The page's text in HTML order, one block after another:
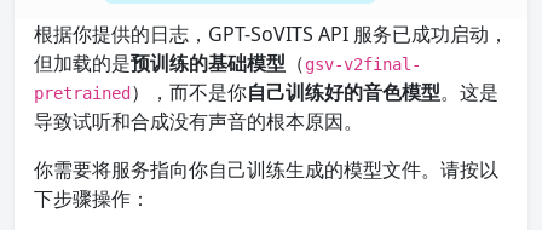
根据你提供的日志，GPT-SoVITS API 服务已成功启动，
但加载的是预训练的基础模型 （gsv-v2final-
pretrained ），而不是你自己训练好的音色模型。这是
导致试听和合成没有声音的根本原因。
你需要将服务指向你自己训练生成的模型文件。请按以
下步骤操作：